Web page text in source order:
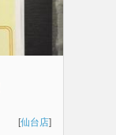
[仙台店]